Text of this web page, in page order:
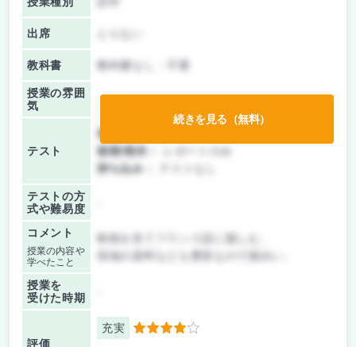
出席
教科書 教科書なし・不要
授業の雰囲
気
テスト
前期/中間：
後期/期末：
持ち込み：
テストの方
式や難易度
コメント
授業の内容や
学べたこと
現地の資料なども豊富なので面白い。
授業を
受けた時期
評価
充実 4
続きを見る（無料）